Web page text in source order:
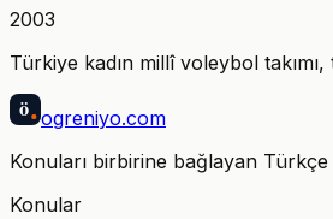
2003
Türkiye kadın millî voleybol
ö ogreniyo.com
Konuları birbirine bağlayan
Konular